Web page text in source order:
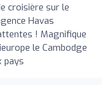
croisière sur le
Havas
! Magnifique
le Cambodge
pays